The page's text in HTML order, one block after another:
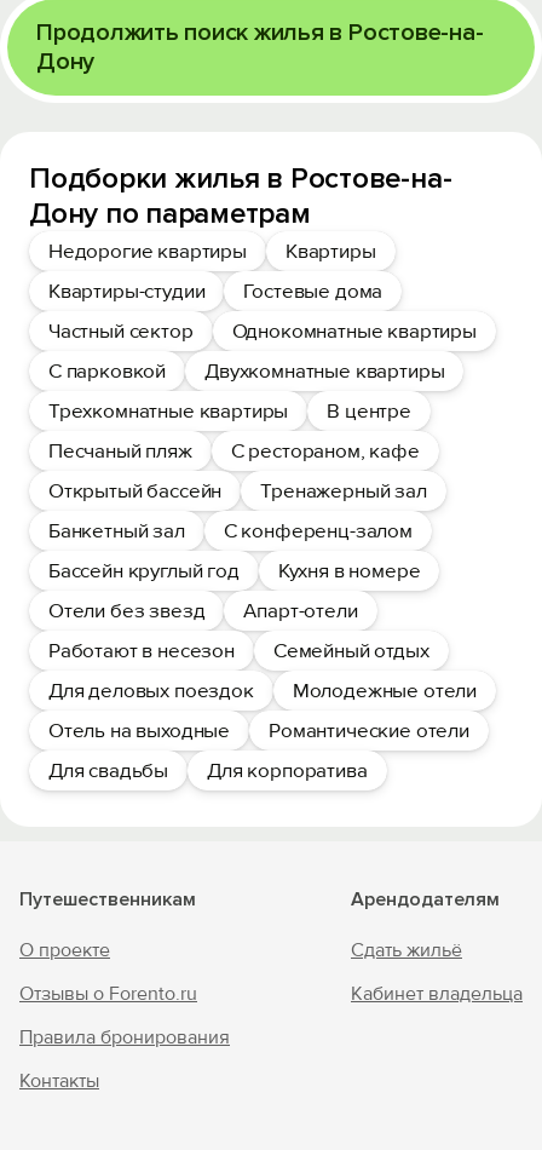
Продолжить поиск жилья в Ростове-на-
Дону
Подборки жилья в Ростове-на-
Дону по параметрам
Недорогие квартиры
Квартиры
Квартиры-студии
Гостевые дома
Частный сектор
Однокомнатные квартиры
С парковкой
Двухкомнатные квартиры
Трехкомнатные квартиры
В центре
Песчаный пляж
С рестораном, кафе
Открытый бассейн
Тренажерный зал
Банкетный зал
С конференц-залом
Бассейн круглый год
Кухня в номере
Отели без звезд
Апарт-отели
Работают в несезон
Семейный отдых
Для деловых поездок
Молодежные отели
Отель на выходные
Романтические отели
Для свадьбы
Для корпоратива
Путешественникам
О проекте
Отзывы о Forento.ru
Правила бронирования
Контакты
Арендодателям
Сдать жильё
Кабинет владельца